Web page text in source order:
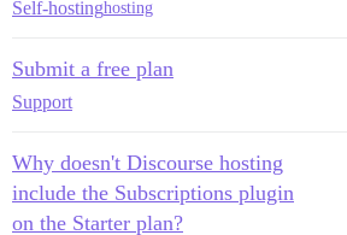
Self-hostinghosting
Submit a free plan
Support
Why doesn't Discourse hosting
include the Subscriptions plugin
on the Starter plan?